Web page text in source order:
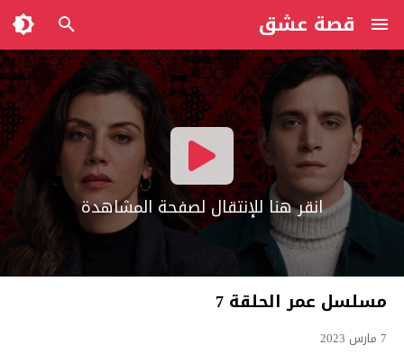
قصة عشق
انقر هنا للإنتقال لصفحة المشاهدة
مسلسل عمر الحلقة 7
7 مارس 2023